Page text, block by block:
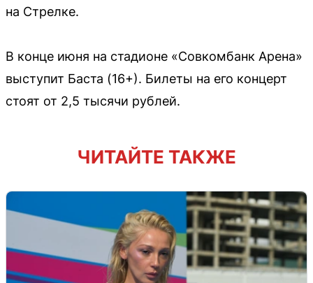
на Стрелке.
В конце июня на стадионе «Совкомбанк Арена»
выступит Баста (16+). Билеты на его концерт
стоят от 2,5 тысячи рублей.
ЧИТАЙТЕ ТАКЖЕ